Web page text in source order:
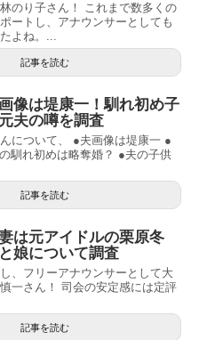
のり子さん！ これまで数多くの
ートし、アナウンサーとしても
よね。...
記事を読む
像は堤康一！馴れ初め子
夫の噂を調査
について、 ●夫画像は堤康一 ●
馴れ初めは略奪婚？ ●夫の子供
記事を読む
は元アイドルの栗原冬
娘について調査
、フリーアナウンサーとして大
一さん！ 司会の安定感には定評
記事を読む